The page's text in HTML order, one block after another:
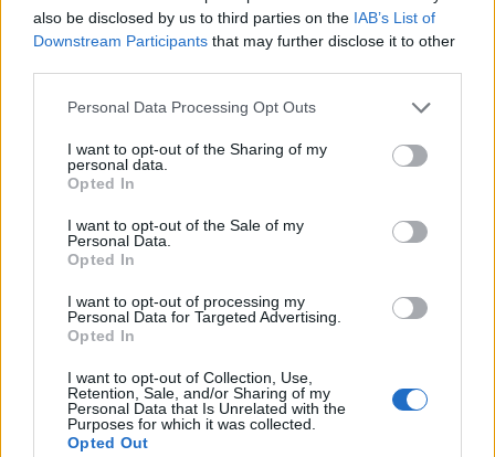
also be disclosed by us to third parties on the IAB’s List of
Downstream Participants that may further disclose it to other
Please note that this website/app uses one or more Google
not limited to your visit or usage behaviour. You may click to
grant or deny consent to Google and its third-party tags to
use your data for below specified purposes in below Google
consent section.
Personal Data Processing Opt Outs
I want to opt-out of the Sharing of my
personal data.
Opted In
I want to opt-out of the Sale of my
Personal Data.
Opted In
I want to opt-out of processing my
Personal Data for Targeted Advertising.
Opted In
I want to opt-out of Collection, Use,
Retention, Sale, and/or Sharing of my
Personal Data that Is Unrelated with the
Purposes for which it was collected.
Opted Out
Velenjuso obravnavali tatvino šeelektričnega
Vir: PU Celje
posameznik kazensko odgovoren za javno spodbujanje
sovraštva, nasilja ali nestrpnosti. Komentarji z žaljivimi,
rasističnimi, diskriminatornimi ali nezakonitimi vsebinami bodo
odstranjeni. Pravila komentiranja →
Failed to fetch